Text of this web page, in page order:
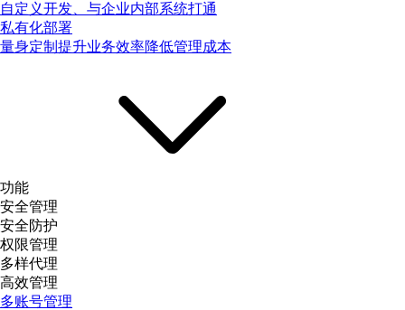
自定义开发、与企业内部系统打通
私有化部署
量身定制提升业务效率降低管理成本
功能
安全管理
安全防护
权限管理
多样代理
高效管理
多账号管理